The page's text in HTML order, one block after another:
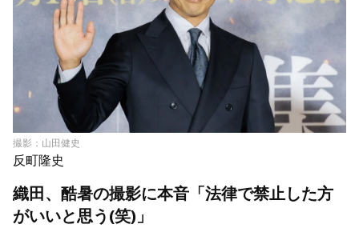
撮影：山田健史
反町隆史
織田、酷暑の撮影に本音「法律で禁止した方
がいいと思う(笑)」